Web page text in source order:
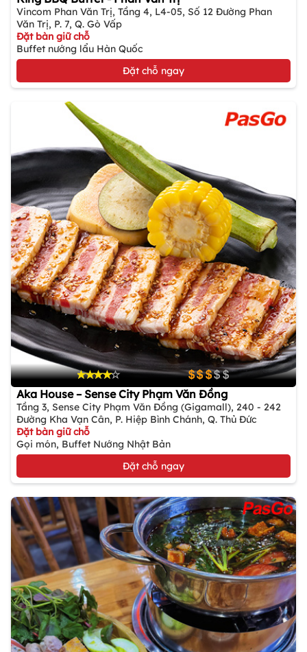
Vincom Phan Văn Trị, Tầng 4, L4-05, Số 12 Đường Phan
Văn Trị, P. 7, Q. Gò Vấp
Đặt bàn giữ chỗ
Buffet nướng lẩu Hàn Quốc
Đặt chỗ ngay
Aka House – Sense City Phạm Văn Đồng
Tầng 3, Sense City Phạm Văn Đồng (Gigamall), 240 - 242
Đường Kha Vạn Cân, P. Hiệp Bình Chánh, Q. Thủ Đức
Đặt bàn giữ chỗ
Gọi món, Buffet Nướng Nhật Bản
Đặt chỗ ngay